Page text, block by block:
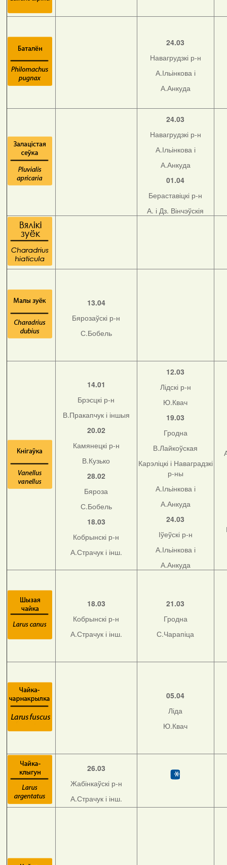
24.03
Навагрудзкі р-н
А.Ільінкова і
А.Анкуда
24.03
Навагрудзкі р-н
А.Ільінкова і
А.Анкуда
01.04
Бераставіцкі р-н
А. і Дз. Вінчэўскія
13.04
Бярозаўскі р-н
С.Бобель
14.01
Брэсцкі р-н
В.Пракапчук і іншыя
20.02
Камянецкі р-н
В.Кузько
28.02
Бяроза
С.Бобель
18.03
Кобрынскі р-н
А.Страчук і інш.
12.03
Лідскі р-н
Ю.Квач
19.03
Гродна
В.Лайкоўская
Карэліцкі і Наваградзкі
р-ны
А.Ільінкова і
А.Анкуда
24.03
Іўеўскі р-н
А.Ільінкова і
А.Анкуда
18.03
Кобрынскі р-н
А.Страчук і інш.
21.03
Гродна
С.Чарапіца
05.04
Ліда
Ю.Квач
26.03
Жабінкаўскі р-н
А.Страчук і інш.